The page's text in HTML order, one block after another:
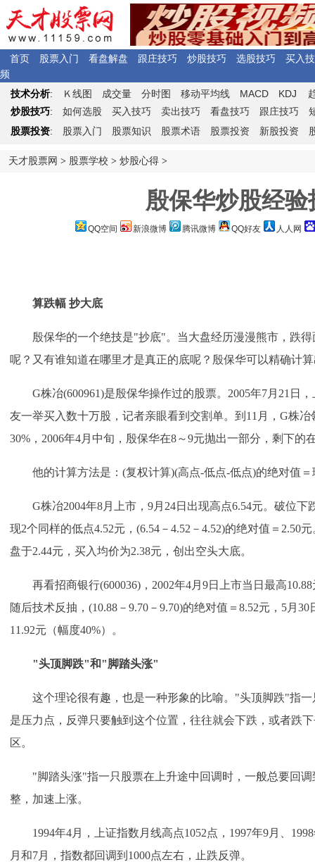
首页 股票入门 看盘解盘 跟庄技巧 炒股技巧 选股技巧
买入
频
技术分析: Ｋ 线图 成交量 分时图 移动平均线 MACD KDJ
炒股技巧: 如何选股 买入技巧 卖出技巧 看盘技巧 跟庄技巧
股票投资: 股票入门 股票知识 股票术语 股票投资 新股投资
天才股票网 > 股票学校 > 炒股心得 >
殷保华炒股经验
QQ空间 新浪微博 腾讯微博 QQ好友 人人网
算跌幅 抄大底
殷保华的一个绝技是"抄底"。当大盘经历漫漫熊市，跌得
呢？又有谁知道在哪里才是真正的底呢？殷保华可以精确计
G株冶(600961)是殷保华操作过的股票。2005年7月21日，
友一举买入数十万股，记者亲眼看到交割单。到11月，G株
30%，2006年4月中旬，殷保华在8～9元抛出一部分，剩下的
他的计算方法是：(复权计算)(高点-低点-低点)的绝对值＝
G株冶2004年8月上市，9月24日出现高点6.54元。破位下
现2个同样的低点4.52元，(6.54－4.52－4.52)的绝对值＝2.50
盘于2.44元，买入均价为2.38元，创出空头大底。
再看招商银行(600036)，2002年4月9日上市当日最高10.88
随后技术反抽，(10.88－9.70－9.70)的绝对值＝8.52元，5月
11.92元（幅度40%）。
"头顶脚跌"和"脚踏头涨"
这个理论很有趣，也是一种形象的比喻。"头顶脚跌"指一
是压力点，反弹只要触到这个位置，往往就会下跌，或者跌
区。
"脚踏头涨"指一只股票在上升途中回调时，一般总要回调
整，加速上涨。
1994年4月，上证指数月线高点1052点，1997年9月、1998
月和7月，指数都回调到1000点左右，止跌反弹。